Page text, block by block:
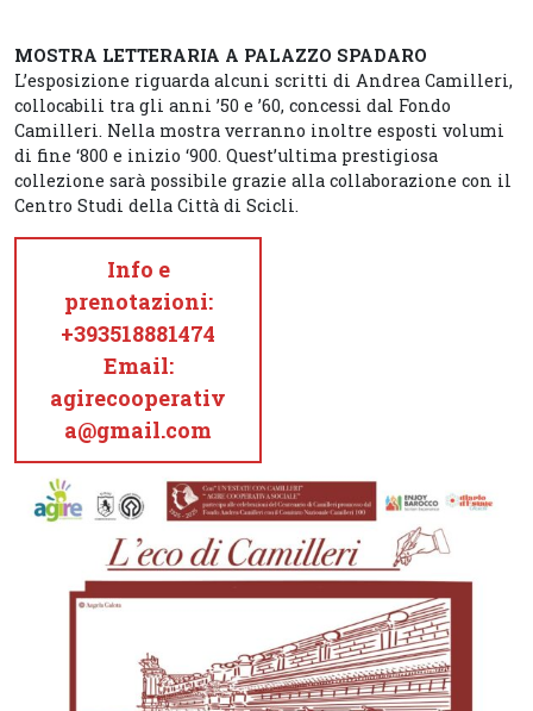
MOSTRA LETTERARIA A PALAZZO SPADARO
L’esposizione riguarda alcuni scritti di Andrea Camilleri,
collocabili tra gli anni ’50 e ’60, concessi dal Fondo
Camilleri. Nella mostra verranno inoltre esposti volumi
di fine ‘800 e inizio ‘900. Quest’ultima prestigiosa
collezione sarà possibile grazie alla collaborazione con il
Centro Studi della Città di Scicli.
Info e
prenotazioni:
+393518881474
Email:
agirecooperativ
a@gmail.com